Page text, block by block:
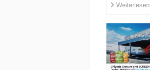
Weiterlesen